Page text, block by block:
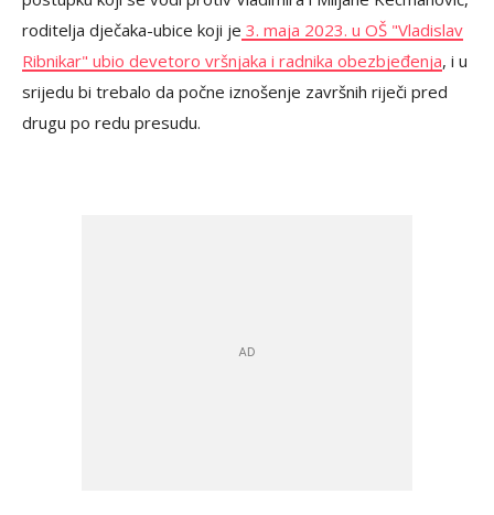
roditelja dječaka-ubice koji je 3. maja 2023. u OŠ "Vladislav
Ribnikar" ubio devetoro vršnjaka i radnika obezbjeđenja, i u
srijedu bi trebalo da počne iznošenje završnih riječi pred
drugu po redu presudu.